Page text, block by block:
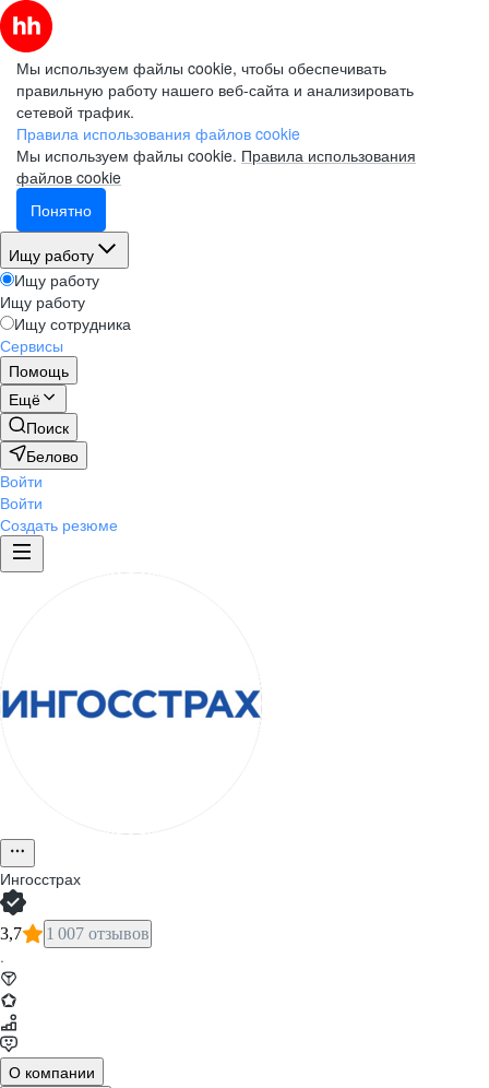
Мы используем файлы cookie, чтобы обеспечивать
правильную работу нашего веб-сайта и анализировать
сетевой трафик.
Правила использования файлов cookie
Мы используем файлы cookie. Правила использования
файлов cookie
Понятно
Ищу работу
Ищу работу
Ищу работу
Ищу сотрудника
Сервисы
Помощь
Ещё
Поиск
Белово
Войти
Войти
Создать резюме
Ингосстрах
3,7 1 007 отзывов
·
О компании